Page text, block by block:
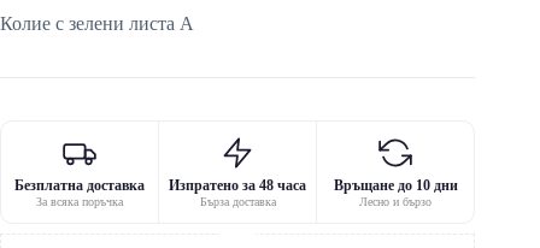
Колие с зелени листа A
Безплатна доставка
За всяка поръчка
Изпратено за 48 часа
Бърза доставка
Връщане до 10 дни
Лесно и бързо